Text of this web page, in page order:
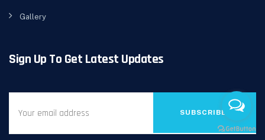
Gallery
Sign Up To Get Latest Updates
SUBSCRIBE